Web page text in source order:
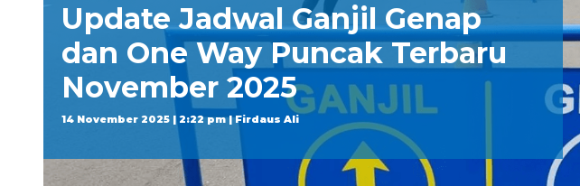
Update Jadwal Ganjil Genap
dan One Way Puncak Terbaru
November 2025
14 November 2025 | 2:22 pm | Firdaus Ali